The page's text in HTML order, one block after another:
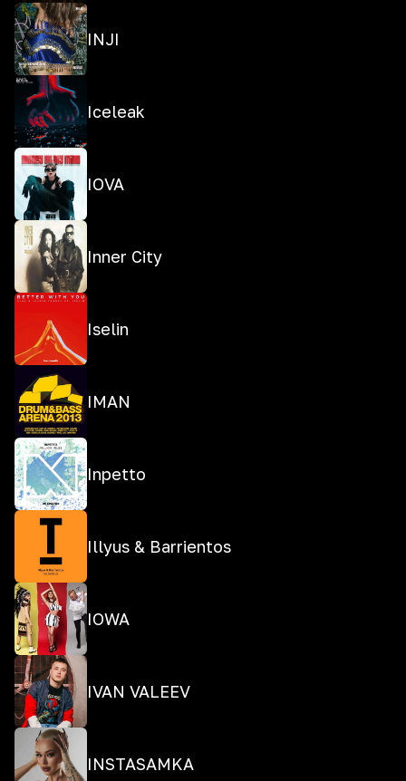
INJI
Iceleak
IOVA
Inner City
Iselin
IMAN
Inpetto
Illyus & Barrientos
IOWA
IVAN VALEEV
INSTASAMKA